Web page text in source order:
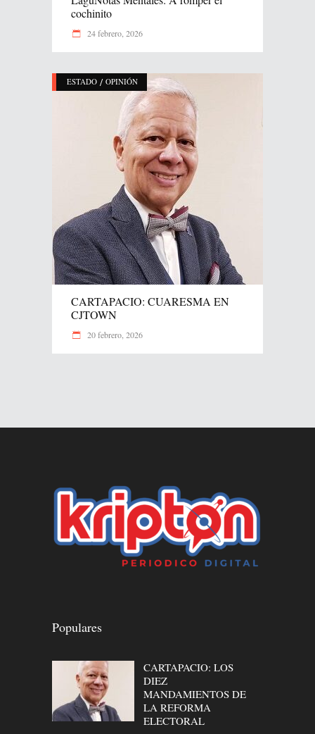
cochinito
24 febrero, 2026
ESTADO / OPINIÓN
CARTAPACIO: CUARESMA EN
CJTOWN
20 febrero, 2026
Populares
CARTAPACIO: LOS
DIEZ
MANDAMIENTOS DE
LA REFORMA
ELECTORAL